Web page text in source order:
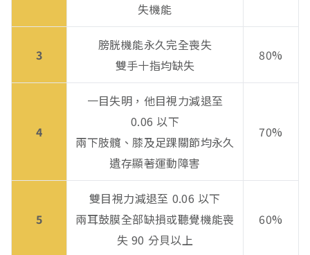
失機能
3
膀胱機能永久完全喪失
雙手十指均缺失
80%
4
一目失明，他目視力減退至
0.06 以下
兩下肢髖、膝及足踝關節均永久
遺存顯著運動障害
70%
5
雙目視力減退至 0.06 以下
兩耳鼓膜全部缺損或聽覺機能喪
失 90 分貝以上
60%